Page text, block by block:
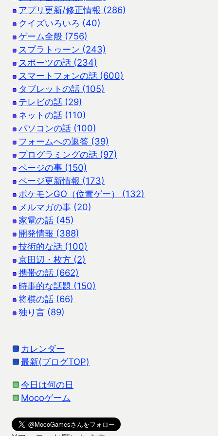
アプリ更新/修正情報 (286)
クイズいろいろ (40)
ゲーム全般 (756)
スプラトゥーン (243)
スポーツの話 (234)
スマートフォンの話 (600)
タブレットの話 (105)
テレビの話 (29)
ネットの話 (110)
パソコンの話 (100)
フォームへの返答 (39)
プログラミングの話 (97)
ページの事 (150)
ページ更新情報 (173)
ポケモンGO（位置ゲー） (132)
メルマガの事 (20)
家電の話 (45)
開発情報 (388)
技術的な話 (100)
京田辺・枚方 (2)
携帯の話 (662)
時事的な話題 (150)
将棋の話 (66)
独り言 (89)
カレンダー
最新(ブログTOP)
今日は何の日
Mocoゲーム